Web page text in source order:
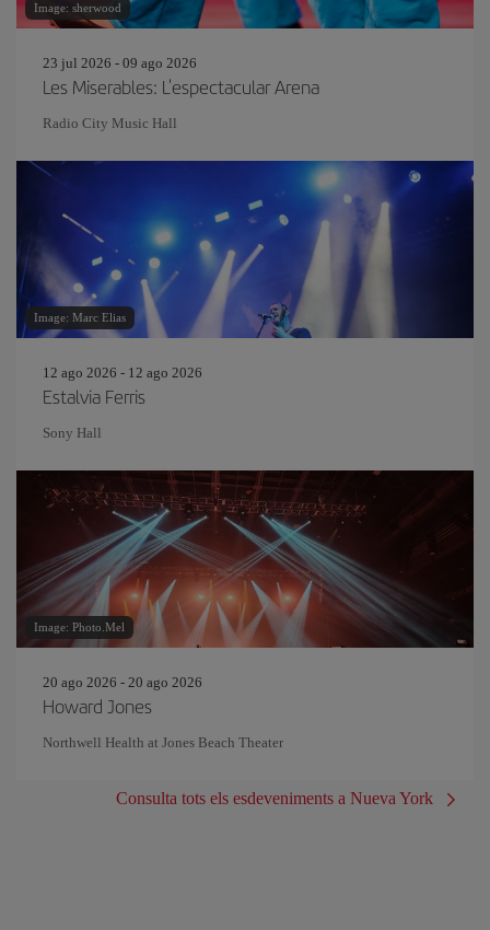
Image: sherwood
23 jul 2026 - 09 ago 2026
Les Miserables: L'espectacular Arena
Radio City Music Hall
Image: Marc Elias
12 ago 2026 - 12 ago 2026
Estalvia Ferris
Sony Hall
Image: Photo.Mel
20 ago 2026 - 20 ago 2026
Howard Jones
Northwell Health at Jones Beach Theater
Consulta tots els esdeveniments a Nueva York